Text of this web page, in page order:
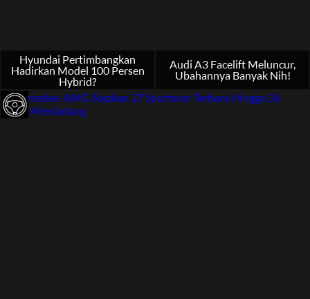
Hyundai Pertimbangkan
Hadirkan Model 100 Persen
Hybrid?
Audi A3 Facelift Meluncur,
Ubahannya Banyak Nih!